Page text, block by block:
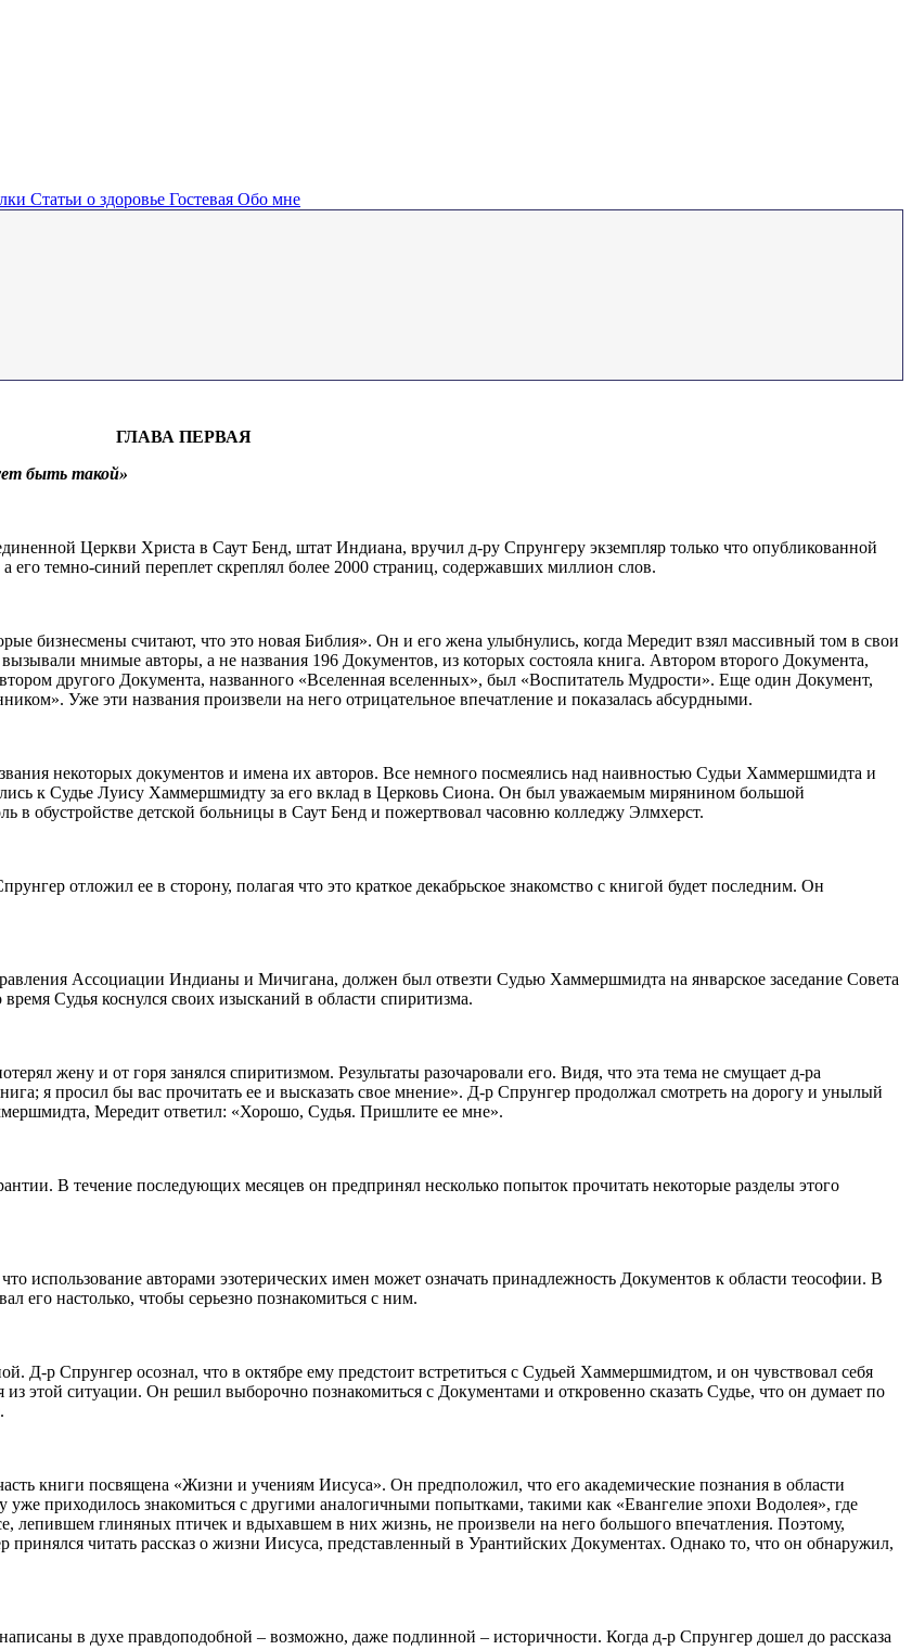
Статьи о здоровье Гостевая Обо мне
ГЛАВА ПЕРВАЯ
быть такой»
Церкви Христа в Саут Бенд, штат Индиана, вручил д-ру Спрунгеру экземпляр только что опубликованной
темно-синий переплет скреплял более 2000 страниц, содержавших миллион слов.
бизнесмены считают, что это новая Библия». Он и его жена улыбнулись, когда Мередит взял массивный том в свои
мнимые авторы, а не названия 196 Документов, из которых состояла книга. Автором второго Документа,
другого Документа, названного «Вселенная вселенных», был «Воспитатель Мудрости». Еще один Документ,
Уже эти названия произвели на него отрицательное впечатление и показалась абсурдными.
некоторых документов и имена их авторов. Все немного посмеялись над наивностью Судьи Хаммершмидта и
к Судье Луису Хаммершмидту за его вклад в Церковь Сиона. Он был уважаемым мирянином большой
обустройстве детской больницы в Саут Бенд и пожертвовал часовню колледжу Элмхерст.
отложил ее в сторону, полагая что это краткое декабрьское знакомство с книгой будет последним. Он
Ассоциации Индианы и Мичигана, должен был отвезти Судью Хаммершмидта на январское заседание Совета
Судья коснулся своих изысканий в области спиритизма.
жену и от горя занялся спиритизмом. Результаты разочаровали его. Видя, что эта тема не смущает д-ра
я просил бы вас прочитать ее и высказать свое мнение». Д-р Спрунгер продолжал смотреть на дорогу и унылый
Мередит ответил: «Хорошо, Судья. Пришлите ее мне».
В течение последующих месяцев он предпринял несколько попыток прочитать некоторые разделы этого
использование авторами эзотерических имен может означать принадлежность Документов к области теософии. В
его настолько, чтобы серьезно познакомиться с ним.
Д-р Спрунгер осознал, что в октябре ему предстоит встретиться с Судьей Хаммершмидтом, и он чувствовал себя
этой ситуации. Он решил выборочно познакомиться с Документами и откровенно сказать Судье, что он думает по
книги посвящена «Жизни и учениям Иисуса». Он предположил, что его академические познания в области
уже приходилось знакомиться с другими аналогичными попытками, такими как «Евангелие эпохи Водолея», где
лепившем глиняных птичек и вдыхавшем в них жизнь, не произвели на него большого впечатления. Поэтому,
принялся читать рассказ о жизни Иисуса, представленный в Урантийских Документах. Однако то, что он обнаружил,
в духе правдоподобной – возможно, даже подлинной – историчности. Когда д-р Спрунгер дошел до рассказа